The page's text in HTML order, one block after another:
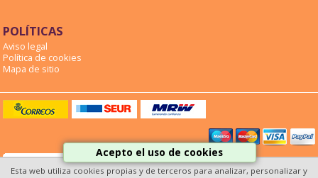
POLÍTICAS
Aviso legal
Política de cookies
Mapa de sitio
Acepto el uso de cookies
Esta web utiliza cookies propias y de terceros para analizar, personalizar y